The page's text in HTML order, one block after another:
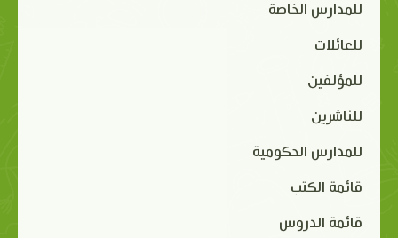
للمدارس الخاصة
للعائلات
للمؤلفين
للناشرين
للمدارس الحكومية
قائمة الكتب
قائمة الدروس